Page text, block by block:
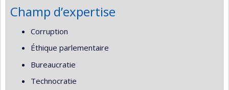
Champ d’expertise
Corruption
Éthique parlementaire
Bureaucratie
Technocratie